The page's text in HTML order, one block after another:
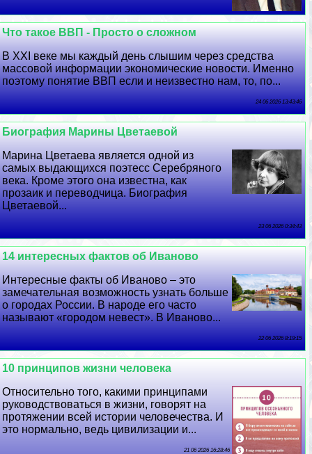
Что такое ВВП - Просто о сложном
В XXI веке мы каждый день слышим через средства
массовой информации экономические новости. Именно
поэтому понятие ВВП если и неизвестно нам, то, по...
24 06 2026 13:43:46
Биография Марины Цветаевой
Марина Цветаева является одной из
самых выдающихся поэтесс Серебряного
века. Кроме этого она известна, как
прозаик и переводчица. Биография
Цветаевой...
23 06 2026 0:34:43
14 интересных фактов об Иваново
Интересные факты об Иваново – это
замечательная возможность узнать больше
о городах России. В народе его часто
называют «городом невест». В Иваново...
22 06 2026 8:19:15
10 принципов жизни человека
Относительно того, какими принципами
руководствоваться в жизни, говорят на
протяжении всей истории человечества. И
это нормально, ведь цивилизации и...
21 06 2026 16:28:46